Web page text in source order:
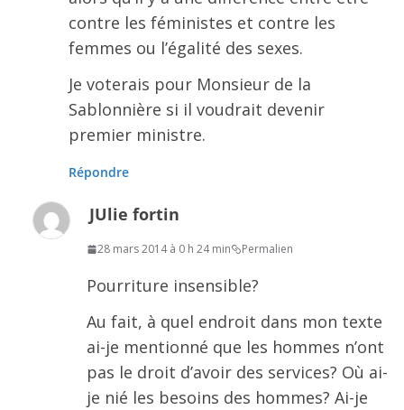
contre les féministes et contre les
femmes ou l’égalité des sexes.
Je voterais pour Monsieur de la
Sablonnière si il voudrait devenir
premier ministre.
Répondre
JUlie fortin
28 mars 2014 à 0 h 24 min Permalien
Pourriture insensible?
Au fait, à quel endroit dans mon texte
ai-je mentionné que les hommes n’ont
pas le droit d’avoir des services? Où ai-
je nié les besoins des hommes? Ai-je